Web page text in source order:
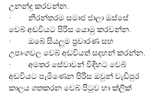
උනන්දු කරවන්න.
·         නිරන්තරම සමාජ ජාලා ඔස්සේ
වෙබ් අඩවියට පිරිස යොමු කරවන්න.
·         ඔබේ සියලුම ප්‍රචාරණ සහ
උපාංගවල වෙබ් අඩවියත් සදහන් කරන්න.
·         අමතර සේවාවන් විදිහට වෙබ්
අඩවියට පැමිණෙන පිරිස ඔවුන් වැඩිපුර
කාලය ගතකරන වෙබ් පිටුව හා ක්ලික්